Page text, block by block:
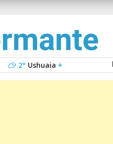
2° Ushuaia +